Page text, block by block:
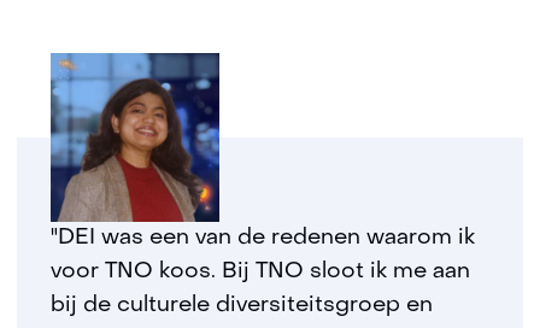
"DEI was een van de redenen waarom ik
voor TNO koos. Bij TNO sloot ik me aan
bij de culturele diversiteitsgroep en